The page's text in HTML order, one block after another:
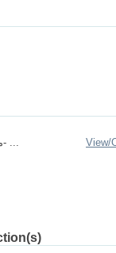
مرحلة الوعي من 1863- ...
View/